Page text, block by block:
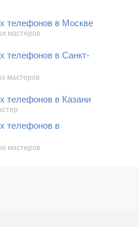
телефонов в Москве
мастеров
телефонов в Санкт-
мастеров
телефонов в Казани
телефонов в
мастеров